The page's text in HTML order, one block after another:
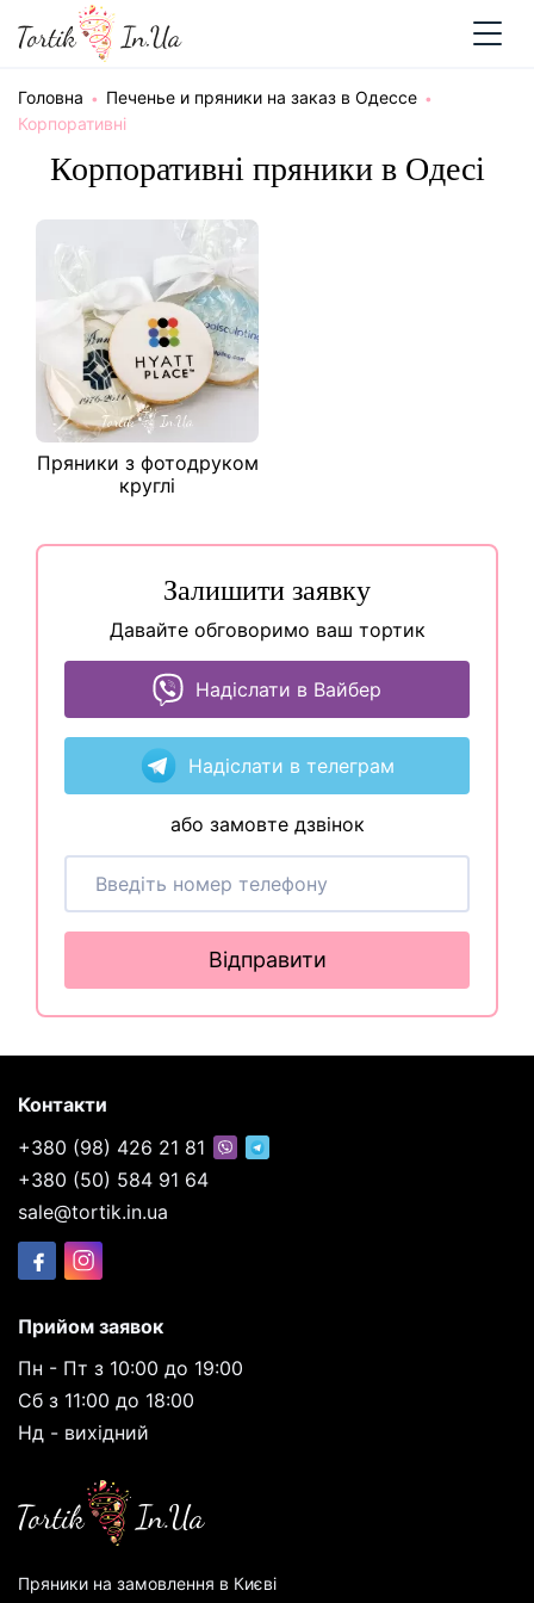
Головна
Печенье и пряники на заказ в Одессе
Корпоративні
Корпоративні пряники в Одесі
Пряники з фотодруком
круглі
Залишити заявку
Давайте обговоримо ваш тортик
Надіслати в Вайбер
Надіслати в телеграм
або замовте дзвінок
Відправити
Контакти
+380 (98) 426 21 81
+380 (50) 584 91 64
sale@tortik.in.ua
Прийом заявок
Пн - Пт з 10:00 до 19:00
Сб з 11:00 до 18:00
Нд - вихідний
Пряники на замовлення в Києві